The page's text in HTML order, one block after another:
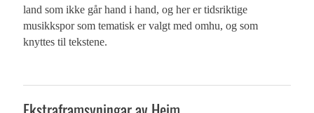
land som ikke går hand i hand, og her er tidsriktige
musikkspor som tematisk er valgt med omhu, og som
knyttes til tekstene.